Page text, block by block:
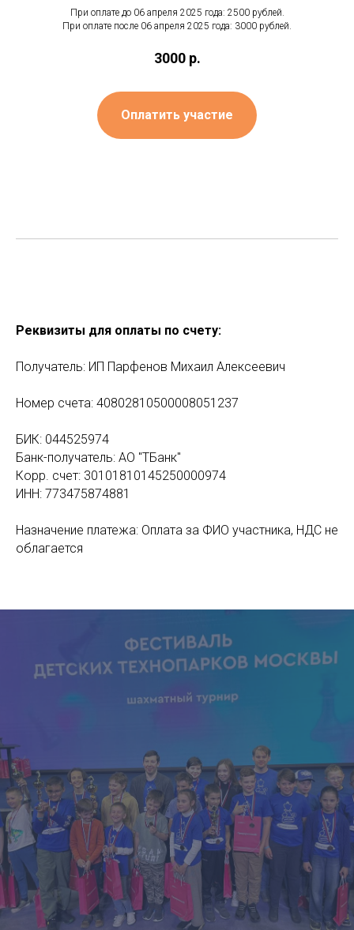
При оплате до 06 апреля 2025 года: 2500 рублей.
При оплате после 06 апреля 2025 года: 3000 рублей.
3000 р.
Оплатить участие
Реквизиты для оплаты по счету:
Получатель: ИП Парфенов Михаил Алексеевич
Номер счета: 40802810500008051237
БИК: 044525974
Банк-получатель: АО "ТБанк"
Корр. счет: 30101810145250000974
ИНН: 773475874881
Назначение платежа: Оплата за ФИО участника, НДС не
облагается